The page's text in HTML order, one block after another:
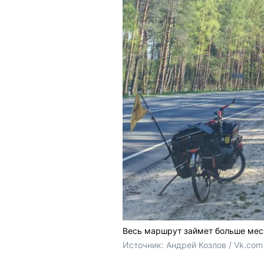
Весь маршрут займет больше
Источник: Андрей Козлов / Vk.com